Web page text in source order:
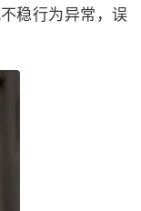
稳行为异常，误